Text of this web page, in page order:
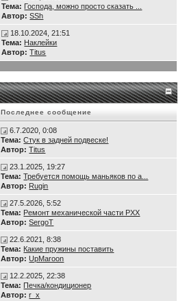
Тема: Господа, можно просто сказать ...
Автор: SSh
18.10.2024, 21:51
Тема: Наклейки
Автор: Titus
Последнее сообщение
6.7.2020, 0:08
Тема: Стук в задней подвеске!
Автор: Titus
23.1.2025, 19:27
Тема: Требуется помощь маньяков по а...
Автор: Rugin
27.5.2026, 5:52
Тема: Ремонт механической части РХХ
Автор: SergoT
22.6.2021, 8:38
Тема: Какие пружины поставить
Автор: UpMaroon
12.2.2025, 22:38
Тема: Печка/кондиционер
Автор: r_x